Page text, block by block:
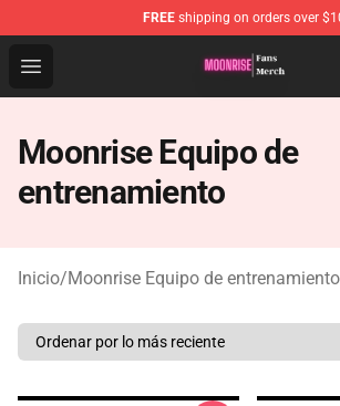
FREE shipping on orders over
Open menu
Moonrise Store - Official Moonrise
Moonrise Equipo de
entrenamiento
Inicio/Moonrise Equipo de entrenamiento